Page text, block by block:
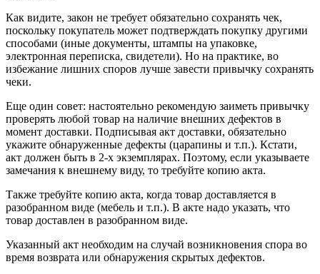
Как видите, закон не требует обязательно сохранять чек,
поскольку покупатель может подтверждать покупку другими
способами (иные документы, штампы на упаковке,
электронная переписка, свидетели). Но на практике, во
избежание лишних споров лучше завести привычку сохранять
чеки.
Еще один совет: настоятельно рекомендую заиметь привычку
проверять любой товар на наличие внешних дефектов в
момент доставки. Подписывая акт доставки, обязательно
укажите обнаруженные дефекты (царапины и т.п.). Кстати,
акт должен быть в 2-х экземплярах. Поэтому, если указываете
замечания к внешнему виду, то требуйте копию акта.
Также требуйте копию акта, когда товар доставляется в
разобранном виде (мебель и т.п.). В акте надо указать, что
товар доставлен в разобранном виде.
Указанный акт необходим на случай возникновения спора во
время возврата или обнаружения скрытых дефектов.